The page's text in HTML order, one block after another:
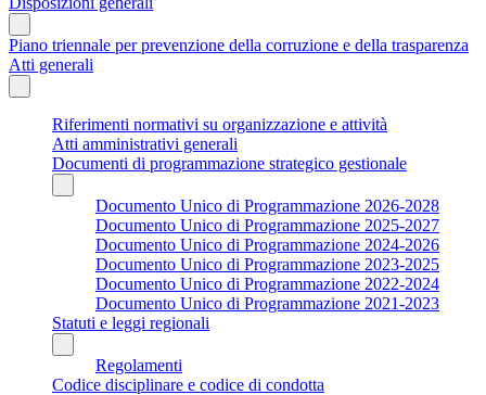
Piano triennale per prevenzione della corruzione e della trasparenza
Atti generali
Riferimenti normativi su organizzazione e attività
Atti amministrativi generali
Documenti di programmazione strategico gestionale
Documento Unico di Programmazione 2026-2028
Documento Unico di Programmazione 2025-2027
Documento Unico di Programmazione 2024-2026
Documento Unico di Programmazione 2023-2025
Documento Unico di Programmazione 2022-2024
Documento Unico di Programmazione 2021-2023
Statuti e leggi regionali
Regolamenti
Codice disciplinare e codice di condotta